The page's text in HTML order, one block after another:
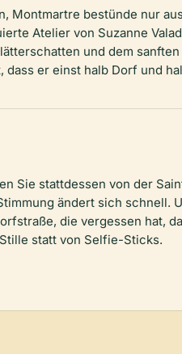
Montmartre bestünde nur
Atelier von Suzanne
und dem
er einst halb Dorf und
Sie stattdessen von der
ändert sich schnell.
die vergessen hat,
statt von Selfie-Sticks.